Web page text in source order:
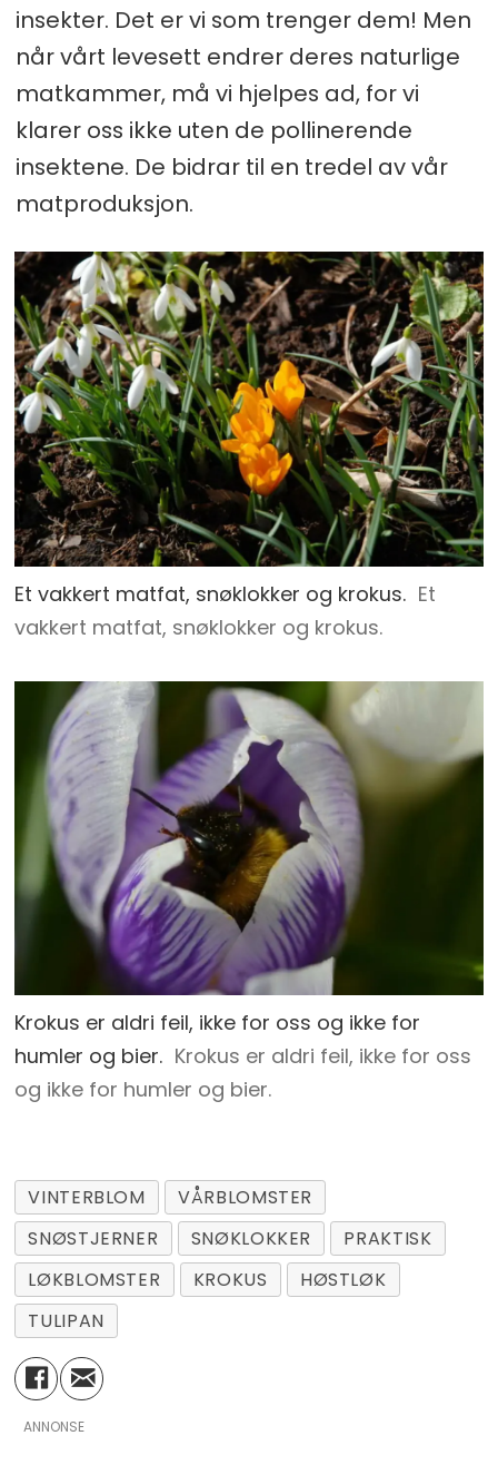
insekter. Det er vi som trenger dem! Men
når vårt levesett endrer deres naturlige
matkammer, må vi hjelpes ad, for vi
klarer oss ikke uten de pollinerende
insektene. De bidrar til en tredel av vår
matproduksjon.
Et vakkert matfat, snøklokker og krokus. Et
vakkert matfat, snøklokker og krokus.
Krokus er aldri feil, ikke for oss og ikke for
humler og bier. Krokus er aldri feil, ikke for oss
og ikke for humler og bier.
VINTERBLOM
VÅRBLOMSTER
SNØSTJERNER
SNØKLOKKER
PRAKTISK
LØKBLOMSTER
KROKUS
HØSTLØK
TULIPAN
ANNONSE